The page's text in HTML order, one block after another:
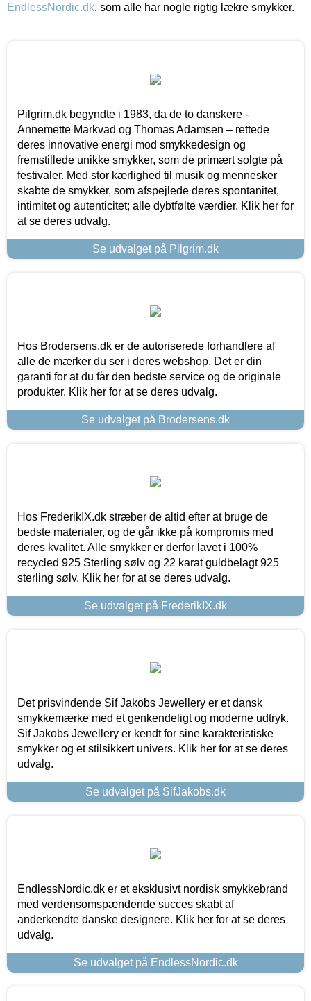
EndlessNordic.dk, som alle har nogle rigtig lækre smykker.
Pilgrim.dk begyndte i 1983, da de to danskere -
Annemette Markvad og Thomas Adamsen – rettede
deres innovative energi mod smykkedesign og
fremstillede unikke smykker, som de primært solgte på
festivaler. Med stor kærlighed til musik og mennesker
skabte de smykker, som afspejlede deres spontanitet,
intimitet og autenticitet; alle dybtfølte værdier. Klik her for
at se deres udvalg.
Se udvalget på Pilgrim.dk
Hos Brodersens.dk er de autoriserede forhandlere af
alle de mærker du ser i deres webshop. Det er din
garanti for at du får den bedste service og de originale
produkter. Klik her for at se deres udvalg.
Se udvalget på Brodersens.dk
Hos FrederikIX.dk stræber de altid efter at bruge de
bedste materialer, og de går ikke på kompromis med
deres kvalitet. Alle smykker er derfor lavet i 100%
recycled 925 Sterling sølv og 22 karat guldbelagt 925
sterling sølv. Klik her for at se deres udvalg.
Se udvalget på FrederikIX.dk
Det prisvindende Sif Jakobs Jewellery er et dansk
smykkemærke med et genkendeligt og moderne udtryk.
Sif Jakobs Jewellery er kendt for sine karakteristiske
smykker og et stilsikkert univers. Klik her for at se deres
udvalg.
Se udvalget på SifJakobs.dk
EndlessNordic.dk er et eksklusivt nordisk smykkebrand
med verdensomspændende succes skabt af
anderkendte danske designere. Klik her for at se deres
udvalg.
Se udvalget på EndlessNordic.dk